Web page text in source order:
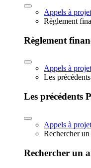
Appels à
Règlement
Règlement
Appels à
Les
Les précédents
Appels à
Rechercher
Rechercher un